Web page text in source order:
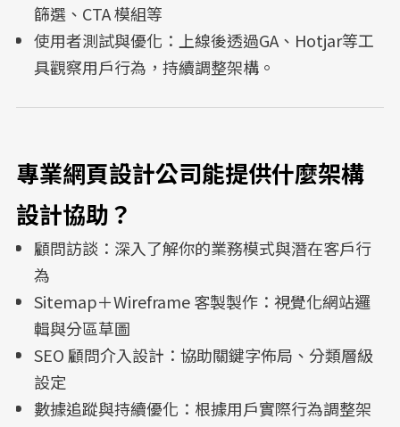
篩選、CTA 模組等
使用者測試與優化：上線後透過GA、Hotjar等工
具觀察用戶行為，持續調整架構。
專業網頁設計公司能提供什麼架構
設計協助？
顧問訪談：深入了解你的業務模式與潛在客戶行
為
Sitemap＋Wireframe 客製製作：視覺化網站邏
輯與分區草圖
SEO 顧問介入設計：協助關鍵字佈局、分類層級
設定
數據追蹤與持續優化：根據用戶實際行為調整架